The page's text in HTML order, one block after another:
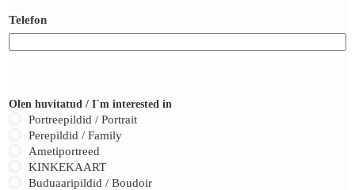
t
Telefon
Olen huvitatud / I´m interested in
Portreepildid / Portrait
Perepildid / Family
Ametiportreed
KINKEKAART
Buduaaripildid / Boudoir